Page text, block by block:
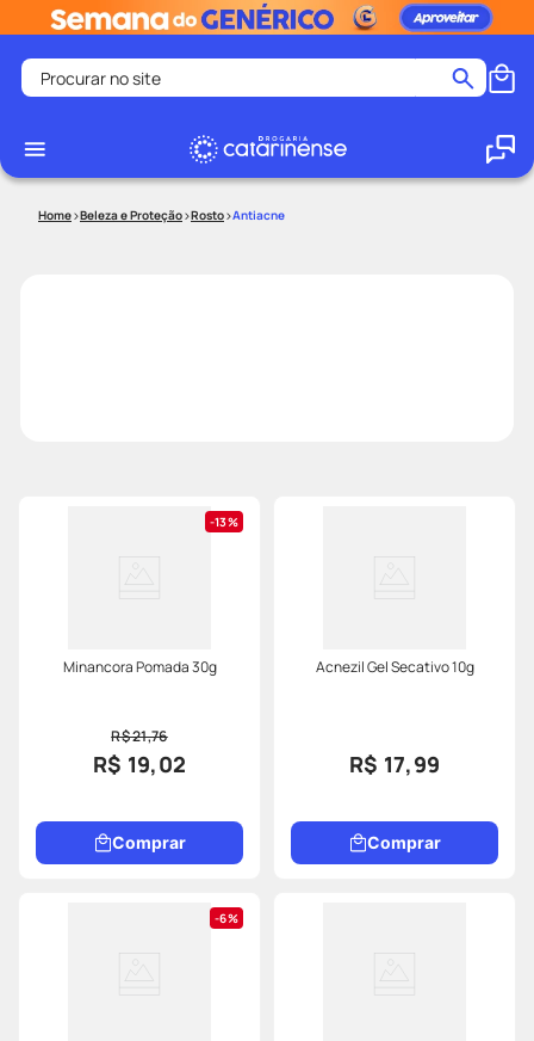
Procurar no site
1
Beleza e Proteção Rosto Antiacne
13%
Minancora Pomada 30g
R$ 21,76
R$ 19,02
Comprar
Acnezil Gel Secativo 10g
R$ 17,99
Comprar
6%